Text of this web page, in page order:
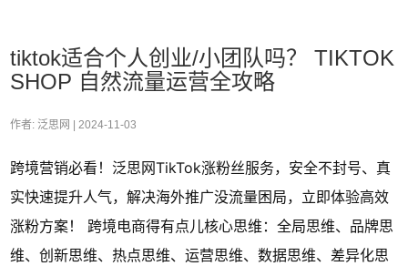
tiktok适合个人创业/小团队吗？ TIKTOK
SHOP 自然流量运营全攻略
作者: 泛思网 | 2024-11-03
跨境营销必看！泛思网TikTok涨粉丝服务，安全不封号、真
实快速提升人气，解决海外推广没流量困局，立即体验高效
涨粉方案！ 跨境电商得有点儿核心思维：全局思维、品牌思
维、创新思维、热点思维、运营思维、数据思维、差异化思